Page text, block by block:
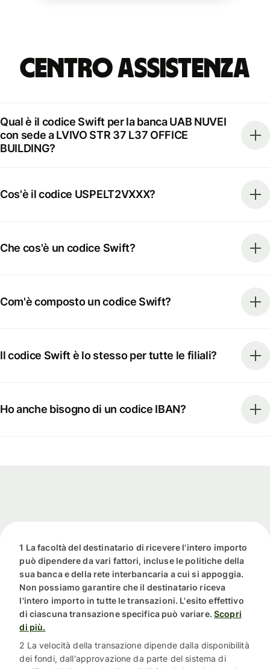
Centro Assistenza
Qual è il codice Swift per la banca UAB NUVEI
con sede a LVIVO STR 37 L37 OFFICE
BUILDING?
Cos'è il codice USPELT2VXXX?
Che cos'è un codice Swift?
Com'è composto un codice Swift?
Il codice Swift è lo stesso per tutte le filiali?
Ho anche bisogno di un codice IBAN?
1 La facoltà del destinatario di ricevere l'intero importo
può dipendere da vari fattori, incluse le politiche della
sua banca e della rete interbancaria a cui si appoggia.
Non possiamo garantire che il destinatario riceva
l'intero importo in tutte le transazioni. L'esito effettivo
di ciascuna transazione specifica può variare. Scopri
di più.
2 La velocità della transazione dipende dalla disponibilità
dei fondi, dall'approvazione da parte del sistema di